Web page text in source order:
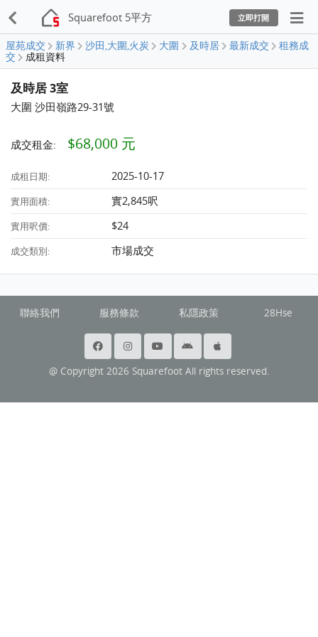
Squarefoot 5平方 立即打開
屋苑成交 新界 沙田,大圍,火炭 大圍 及時居 最新成交
租務成
交
成租資料
及時居 3室
大圍 沙田嶺路29-31號
成交租金: $68,000 元
成租日期: 2025-10-17
實用面積: 實2,845呎
實用呎價: $24
成交類別: 市場成交
聯絡我們 服務條款 私隱政策 28Hse
@ Copyright 2026 Squarefoot All rights reserved.